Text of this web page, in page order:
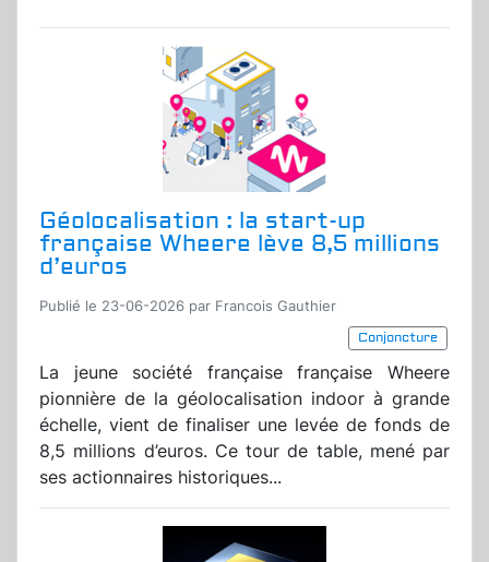
Géolocalisation : la start-up
française Wheere lève 8,5 millions
d’euros
Publié le 23-06-2026 par Francois Gauthier
Conjoncture
La jeune société française française Wheere
pionnière de la géolocalisation indoor à grande
échelle, vient de finaliser une levée de fonds de
8,5 millions d’euros. Ce tour de table, mené par
ses actionnaires historiques...